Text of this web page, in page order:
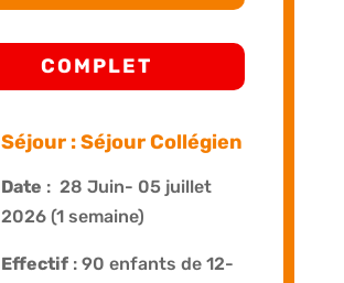
COMPLET
Séjour : Séjour Collégien
Date : 28 Juin- 05 juillet
2026 (1 semaine)
Effectif: 90 enfants de 12-